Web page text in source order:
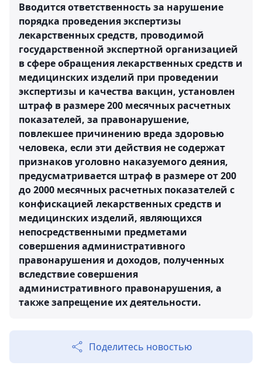
Вводится ответственность за нарушение
порядка проведения экспертизы
лекарственных средств, проводимой
государственной экспертной организацией
в сфере обращения лекарственных средств и
медицинских изделий при проведении
экспертизы и качества вакцин, установлен
штраф в размере 200 месячных расчетных
показателей, за правонарушение,
повлекшее причинению вреда здоровью
человека, если эти действия не содержат
признаков уголовно наказуемого деяния,
предусматривается штраф в размере от 200
до 2000 месячных расчетных показателей с
конфискацией лекарственных средств и
медицинских изделий, являющихся
непосредственными предметами
совершения административного
правонарушения и доходов, полученных
вследствие совершения
административного правонарушения, а
также запрещение их деятельности.
Поделитесь новостью